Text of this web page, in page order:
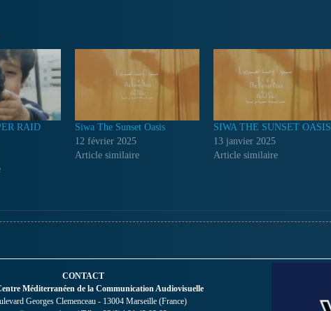
RAID
Siwa The Sunset Oasis
12 février 2025
Article similaire
SIWA THE SUNSET OASIS
13 janvier 2025
Article similaire
CONTACT
Méditerranéen de la Communication Audiovisuelle
Georges Clemenceau - 13004 Marseille (France)